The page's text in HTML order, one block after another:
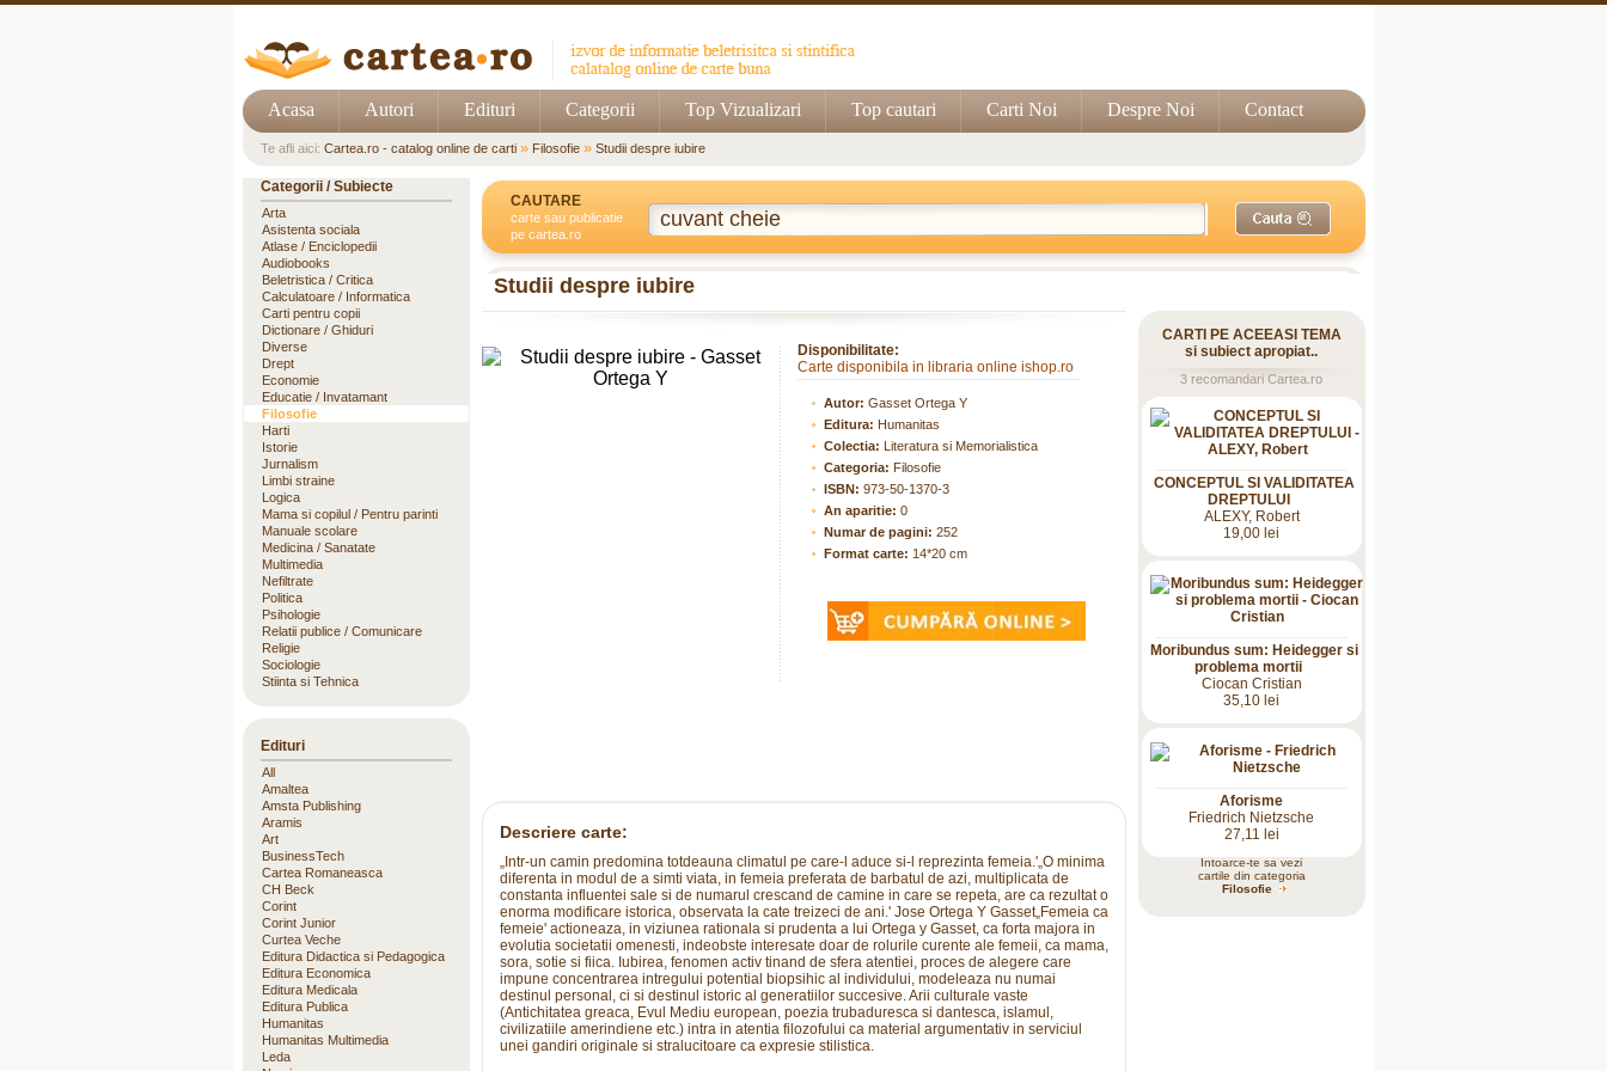
Acasa Autori Edituri Categorii Top Vizualizari Top cautari Carti Noi Despre Noi Contact
Te afli aici: Cartea.ro - catalog online de carti » Filosofie » Studii despre iubire
CAUTARE
carte sau publicatie
pe cartea.ro
Studii despre iubire
Disponibilitate:
Carte disponibila in libraria online ishop.ro
Autor: Gasset Ortega Y
Editura: Humanitas
Colectia: Literatura si Memorialistica
Categoria: Filosofie
ISBN: 973-50-1370-3
An aparitie: 0
Numar de pagini: 252
Format carte: 14*20 cm
Descriere carte:
„Intr-un camin predomina totdeauna climatul pe care-l aduce si-l reprezinta femeia.'„O minima
diferenta in modul de a simti viata, in femeia preferata de barbatul de azi, multiplicata de
constanta influentei sale si de numarul crescand de camine in care se repeta, are ca rezultat o
enorma modificare istorica, observata la cate treizeci de ani.' Jose Ortega Y Gasset„Femeia ca
femeie' actioneaza, in viziunea rationala si prudenta a lui Ortega y Gasset, ca forta majora in
evolutia societatii omenesti, indeobste interesate doar de rolurile curente ale femeii, ca mama,
sora, sotie si fiica. Iubirea, fenomen activ tinand de sfera atentiei, proces de alegere care
impune concentrarea intregului potential biopsihic al individului, modeleaza nu numai
destinul personal, ci si destinul istoric al generatiilor succesive. Arii culturale vaste
(Antichitatea greaca, Evul Mediu european, poezia trubaduresca si dantesca, islamul,
civilizatiile amerindiene etc.) intra in atentia filozofului ca material argumentativ in serviciul
unei gandiri originale si stralucitoare ca expresie stilistica.
CARTI PE ACEEASI TEMA
si subiect apropiat..
3 recomandari Cartea.ro
CONCEPTUL SI VALIDITATEA
DREPTULUI
ALEXY, Robert
19,00 lei
Moribundus sum: Heidegger si
problema mortii
Ciocan Cristian
35,10 lei
Aforisme
Friedrich Nietzsche
27,11 lei
Intoarce-te sa vezi
cartile din categoria
Filosofie
Categorii / Subiecte
Arta
Asistenta sociala
Atlase / Enciclopedii
Audiobooks
Beletristica / Critica
Calculatoare / Informatica
Carti pentru copii
Dictionare / Ghiduri
Diverse
Drept
Economie
Educatie / Invatamant
Filosofie
Harti
Istorie
Jurnalism
Limbi straine
Logica
Mama si copilul / Pentru parinti
Manuale scolare
Medicina / Sanatate
Multimedia
Nefiltrate
Politica
Psihologie
Relatii publice / Comunicare
Religie
Sociologie
Stiinta si Tehnica
Edituri
All
Amaltea
Amsta Publishing
Aramis
Art
BusinessTech
Cartea Romaneasca
CH Beck
Corint
Corint Junior
Curtea Veche
Editura Didactica si Pedagogica
Editura Economica
Editura Medicala
Editura Publica
Humanitas
Humanitas Multimedia
Leda